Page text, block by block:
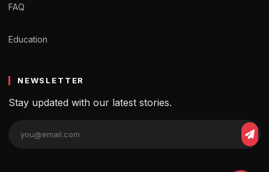
FAQ
Education
NEWSLETTER
Stay updated with our latest stories.